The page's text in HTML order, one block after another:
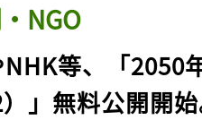
NGO
NHK等、「2050
」無料公開開